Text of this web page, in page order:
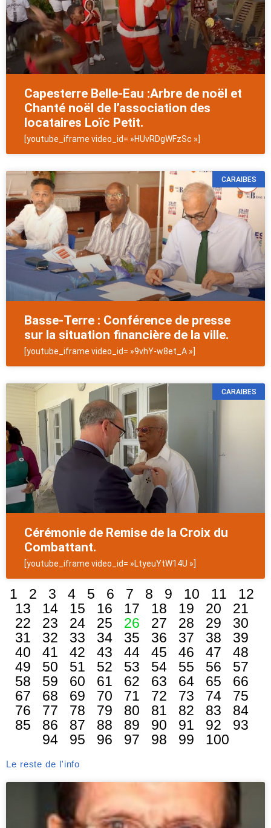
Capesterre Belle-Eau :Arbre de noël et
Chanté noël de l’association des
locataires Loïc Petit.
[youtube_iframe video_id= »HUvRDgWFzSc »]
CARAIBES
Basse-Terre : Conférence de presse
sur la situation financière de la ville.
[youtube_iframe video_id= »9vhY-w8et_A »]
CARAIBES
Cérémonie de Remise de la Croix du
Combattant.
[youtube_iframe video_id= »LtyeuYtW14U »]
1 2 3 4 5 6 7 8 9 10 11
12
13
14 15 16 17 18 19 20
21
22
23 24 25 26 27 28 29
30
31
32 33 34 35 36 37 38
39
40
41 42 43 44 45 46 47
48
49
50 51 52 53 54 55 56
57
58
59 60 61 62 63 64 65
66
67
68 69 70 71 72 73 74
75
76
77 78 79 80 81 82 83
84
85
86 87 88 89 90 91 92
93
94
95 96 97 98 99 100
Le reste de l'info